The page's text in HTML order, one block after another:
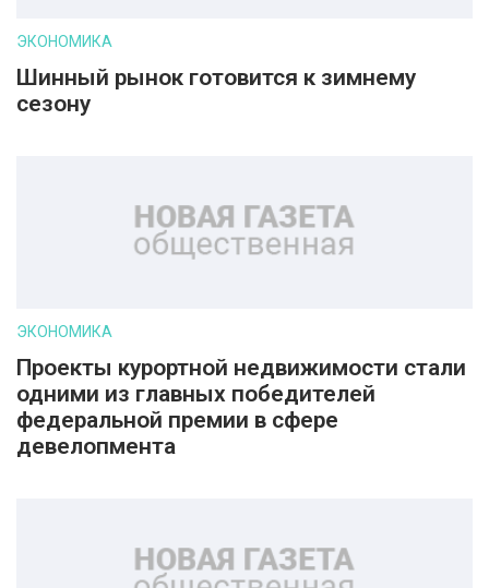
ЭКОНОМИКА
Шинный рынок готовится к зимнему
сезону
ЭКОНОМИКА
Проекты курортной недвижимости стали
одними из главных победителей
федеральной премии в сфере
девелопмента